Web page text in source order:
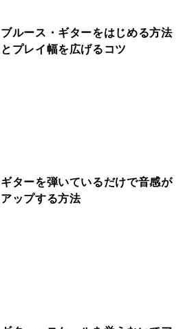
ブルース・ギターをはじめる方法
とプレイ幅を広げるコツ
ギターを弾いているだけで音感が
アップする方法